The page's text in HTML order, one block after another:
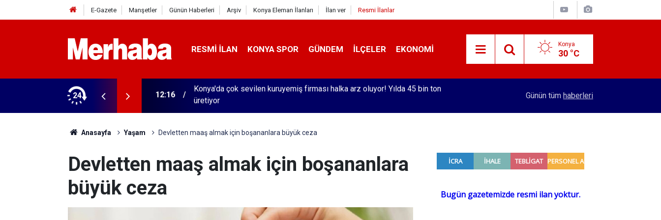
E-Gazete Manşetler Günün Haberleri Arşiv Konya Eleman İlanları İlan ver Resmi İlanlar
RESMI İLAN KONYA SPOR GÜNDEM İLÇELER EKONOMI Konya
30 °C
24
halka arz oluyor! Yılda 45 bin ton
12:06 Büyüyen Türkiye'de Küçülen Sofralar Seydişehir'de eğitime destek için imzalar atıldı
Günün tüm haberleri
Anasayfa Yaşam Devletten maaş almak için boşananlara büyük ceza
Devletten maaş almak için boşananlara
büyük ceza